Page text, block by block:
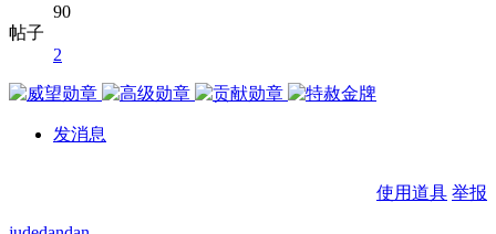
90
帖子
2
发消息
使用道具 举报